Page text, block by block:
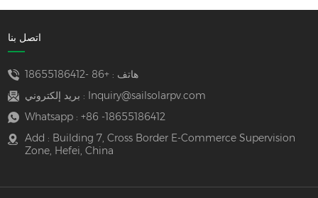
اتصل بنا
هاتف :+86 -18655186412
بريد إلكتروني :
Inquiry@sailsolarpv.com
Whatsapp : +86 -18655186412
Add : Building 7, Cross Border E-Commerce Supervision
Zone, Hefei, China